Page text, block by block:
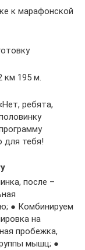
к марафонской
км 195 м.
ребята,
для тебя!
после –
● Комбинируем
на
пробежка,
мышц; ●